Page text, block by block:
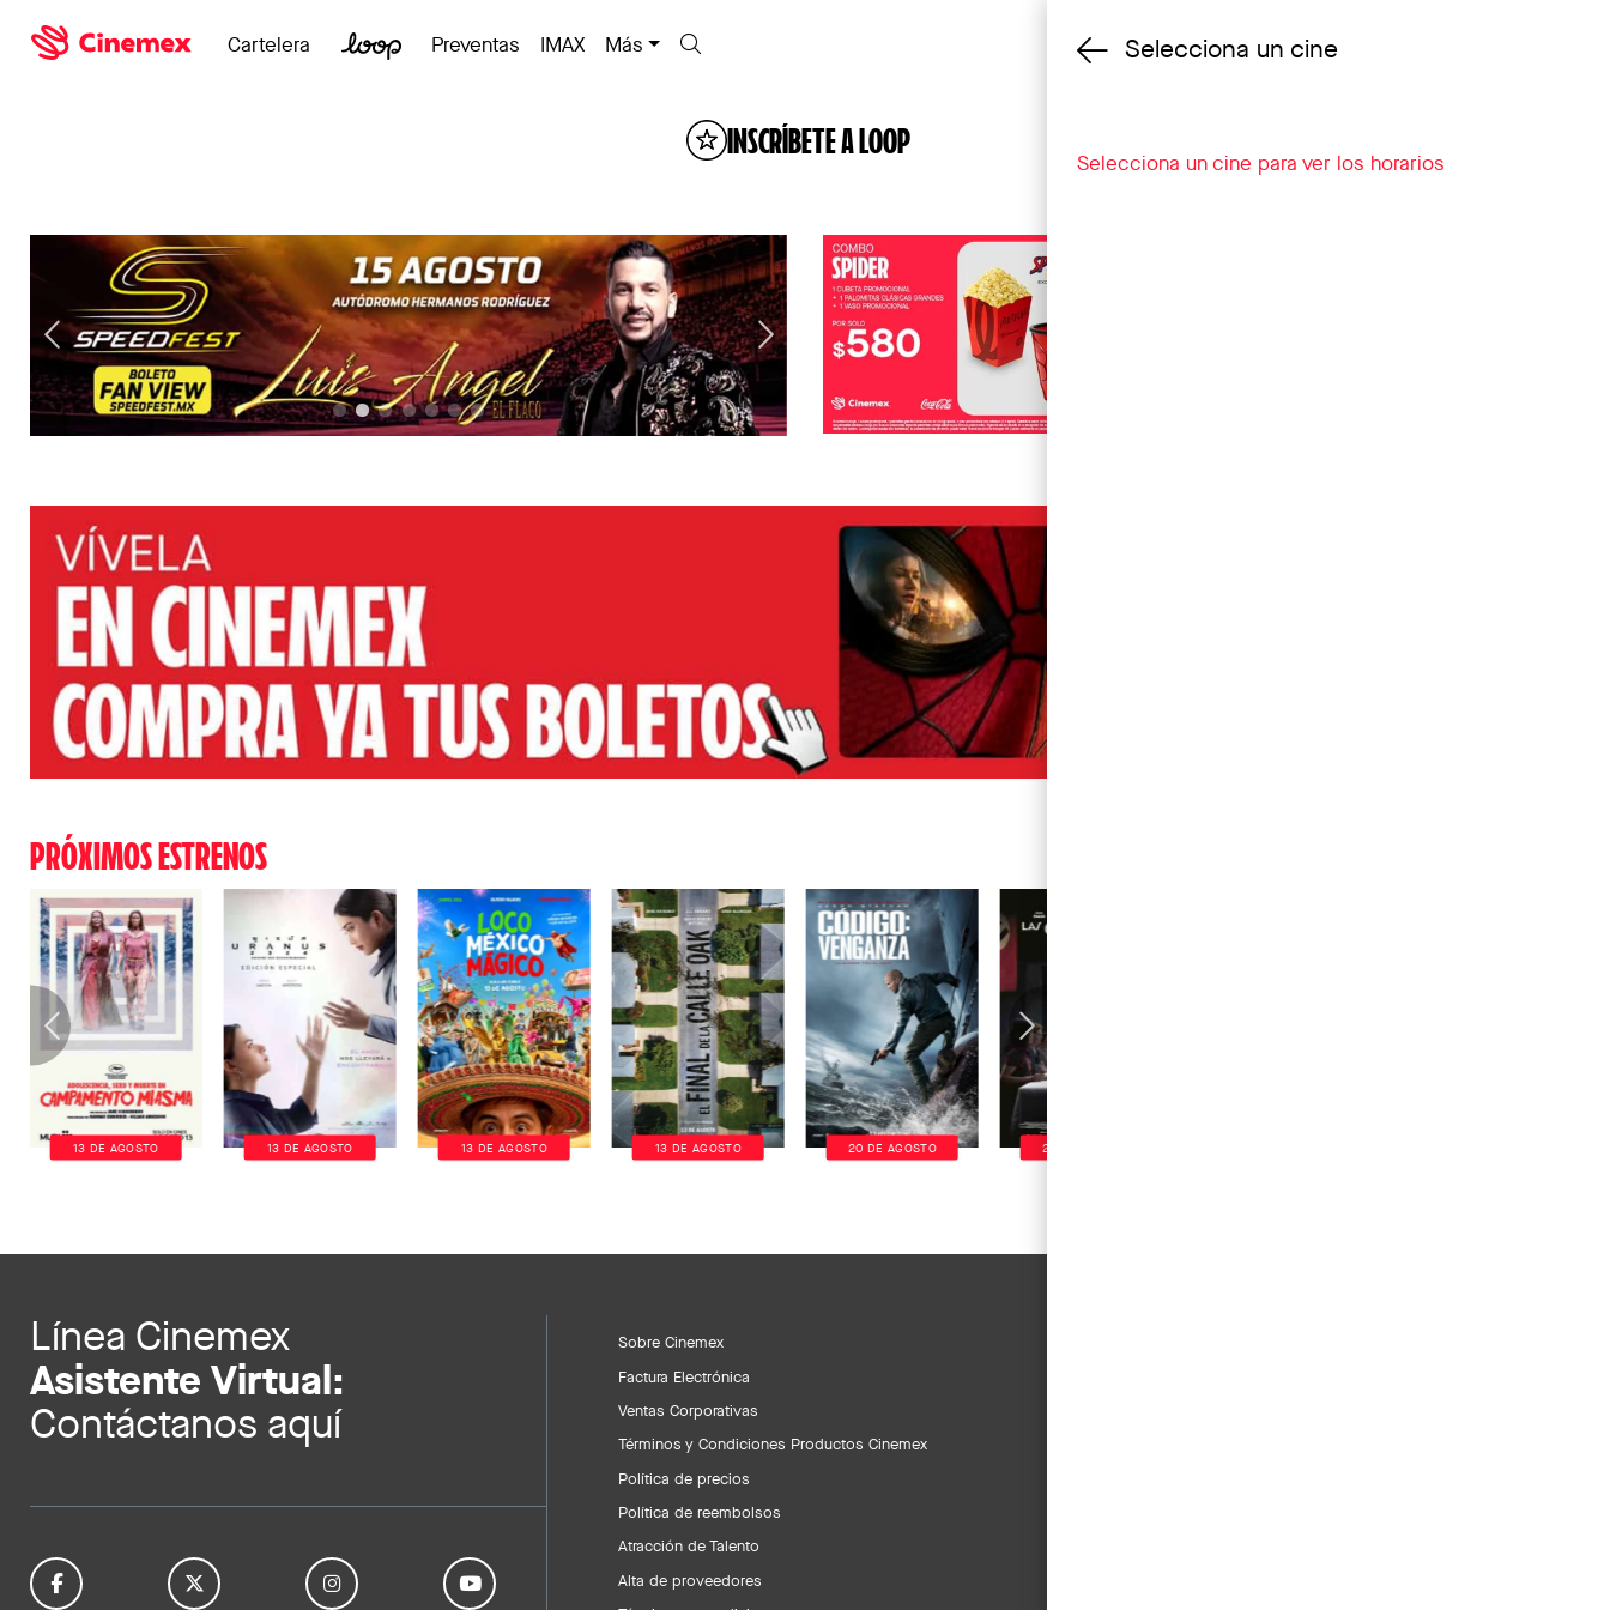
Cambiar cine
Cartelera Preventas IMAX Más
INSCRÍBETE A LOOP
PRÓXIMOS ESTRENOS
13 DE AGOSTO 13 DE AGOSTO 13 DE AGOSTO 13 DE AGOSTO 20 DE AGOSTO 20 DE AGOSTO
Línea Cinemex
Asistente Virtual:
Contáctanos aquí
Sobre Cinemex
Factura Electrónica
Ventas Corporativas
Términos y Condiciones Productos Cinemex
Política de precios
Política de reembolsos
Atracción de Talento
Alta de proveedores
Selecciona un cine
Selecciona un cine para ver los horarios